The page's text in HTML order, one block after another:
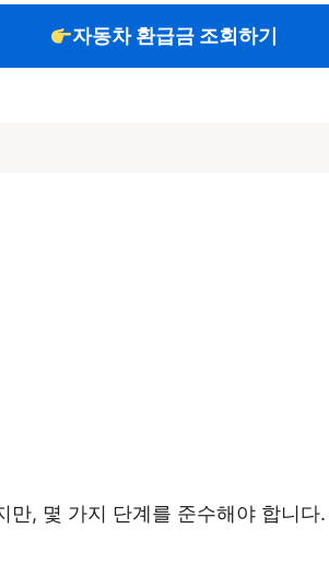
자동차 환급금 조회하기
만, 몇 가지 단계를 준수해야 합니다.